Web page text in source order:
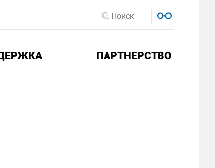
ПАРТНЕРСТВО